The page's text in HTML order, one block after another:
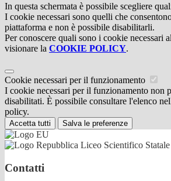
In questa schermata è possibile scegliere
I cookie necessari sono quelli che
piattaforma e non è possibile disabilitarli.
Per conoscere quali sono i cookie necessari
visionare la COOKIE POLICY.
Cookie necessari per il funzionamento
I cookie necessari per il funzionamento non
disabilitati. È possibile consultare l'elenco
policy.
Accetta tutti Salva le preferenze
Liceo Scientifico
Contatti